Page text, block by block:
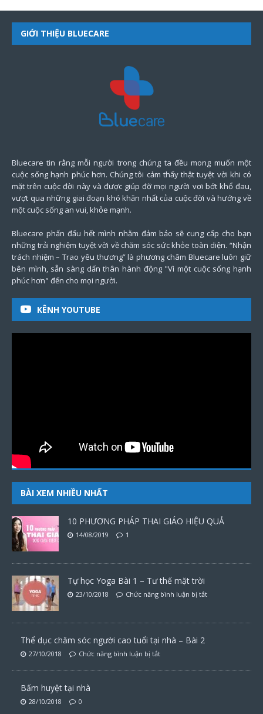
GIỚI THIỆU BLUECARE
Bluecare tin rằng mỗi người trong chúng ta đều mong muốn một
cuộc sống hạnh phúc hơn. Chúng tôi cảm thấy thật tuyệt vời khi có
mặt trên cuộc đời này và được giúp đỡ mọi người vơi bớt khổ đau,
vượt qua những giai đoạn khó khăn nhất của cuộc đời và hướng về
một cuộc sống an vui, khỏe mạnh.
Bluecare phấn đấu hết mình nhằm đảm bảo sẽ cung cấp cho bạn
những trải nghiệm tuyệt vời về chăm sóc sức khỏe toàn diện. “Nhận
trách nhiệm – Trao yêu thương” là phương châm Bluecare luôn giữ
bên mình, sẵn sàng dấn thân hành động "Vì một cuộc sống hạnh
phúc hơn" đến cho mọi người.
KÊNH YOUTUBE
BÀI XEM NHIỀU NHẤT
10 PHƯƠNG PHÁP THAI GIÁO HIỆU QUẢ
14/08/2019 1
Tự học Yoga Bài 1 – Tư thế mặt trời
23/10/2018 Chức năng bình luận bị tắt
Thể dục chăm sóc người cao tuổi tại nhà – Bài 2
27/10/2018 Chức năng bình luận bị tắt
Bấm huyệt tại nhà
28/10/2018 0